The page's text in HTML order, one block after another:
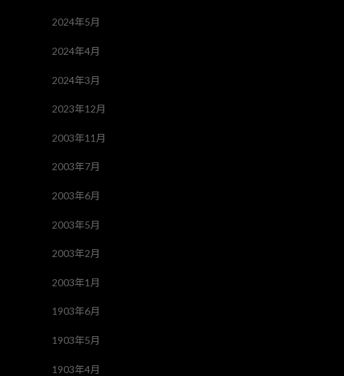
2024年5月
2024年4月
2024年3月
2023年12月
2003年11月
2003年7月
2003年6月
2003年5月
2003年2月
2003年1月
1903年6月
1903年5月
1903年4月